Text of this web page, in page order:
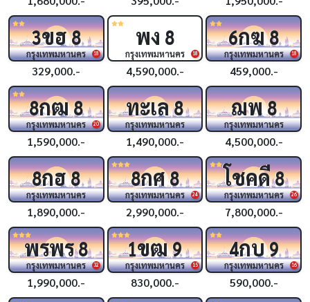
18
3ขฮ8
กรุงเทพมหานคร
329,000.-
18
พง 8
กรุงเทพมหานคร
4,590,000.-
18
6กฆ8
กรุงเทพมหานคร
459,000.-
20
8กฒ8
กรุงเทพมหานคร
1,590,000.-
ทะเล8
กรุงเทพมหานคร
1,490,000.-
ฌพ8
กรุงเทพมหานคร
4,500,000.-
8กฮ8
กรุงเทพมหานคร
1,890,000.-
24
8กศ8
กรุงเทพมหานคร
2,990,000.-
26
โชคดี8
กรุงเทพมหานคร
7,800,000.-
32
พรพร8
กรุงเทพมหานคร
1,990,000.-
15
1ขฒ9
กรุงเทพมหานคร
830,000.-
16
4กบ9
กรุงเทพมหานคร
590,000.-